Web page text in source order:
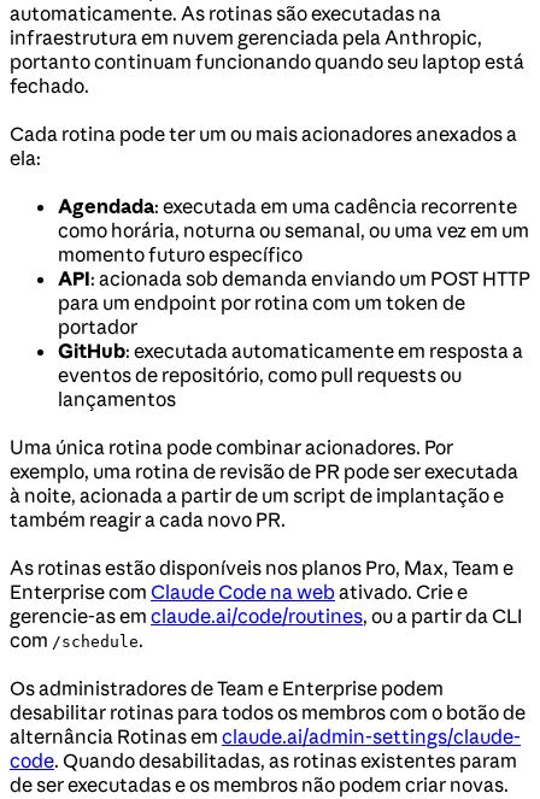
automaticamente. As rotinas são executadas na
infraestrutura em nuvem gerenciada pela Anthropic,
portanto continuam funcionando quando seu laptop está
fechado.
Cada rotina pode ter um ou mais acionadores anexados a
ela:
Agendada: executada em uma cadência recorrente
como horária, noturna ou semanal, ou uma vez em um
momento futuro específico
API: acionada sob demanda enviando um POST HTTP
para um endpoint por rotina com um token de
portador
GitHub: executada automaticamente em resposta a
eventos de repositório, como pull requests ou
lançamentos
Uma única rotina pode combinar acionadores. Por
exemplo, uma rotina de revisão de PR pode ser executada
à noite, acionada a partir de um script de implantação e
também reagir a cada novo PR.
As rotinas estão disponíveis nos planos Pro, Max, Team e
Enterprise com Claude Code na webativado. Crie e
gerencie-as em claude.ai/code/routines, ou a partir da CLI
com /schedule.
Os administradores de Team e Enterprise podem
desabilitar rotinas para todos os membros com o botão de
alternância Rotinas em claude.ai/admin-settings/claude-
code. Quando desabilitadas, as rotinas existentes param
de ser executadas e os membros não podem criar novas.